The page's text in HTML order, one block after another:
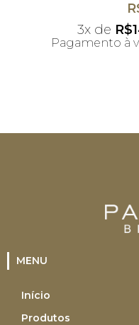
3x de R$
Pagamento à
MENU
Início
Produtos